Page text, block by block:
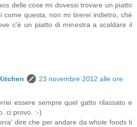
delle cose mi dovessi trovare un piatto
come questa, non mi tirerei indietro, ché
c'è un piatto di minestra a scaldare il
23 novembre 2012 alle ore
essere sempre quel gatto rilassato e
ci provo. :-)
dire che per andare da whole foods ti